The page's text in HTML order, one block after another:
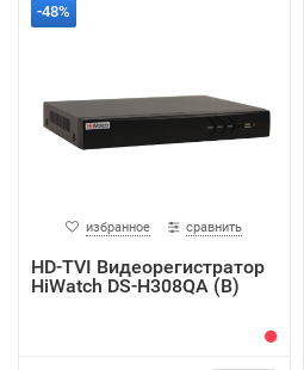
-48%
избранное сравнить
HD-TVI Видеорегистратор
HiWatch DS-H308QA (B)